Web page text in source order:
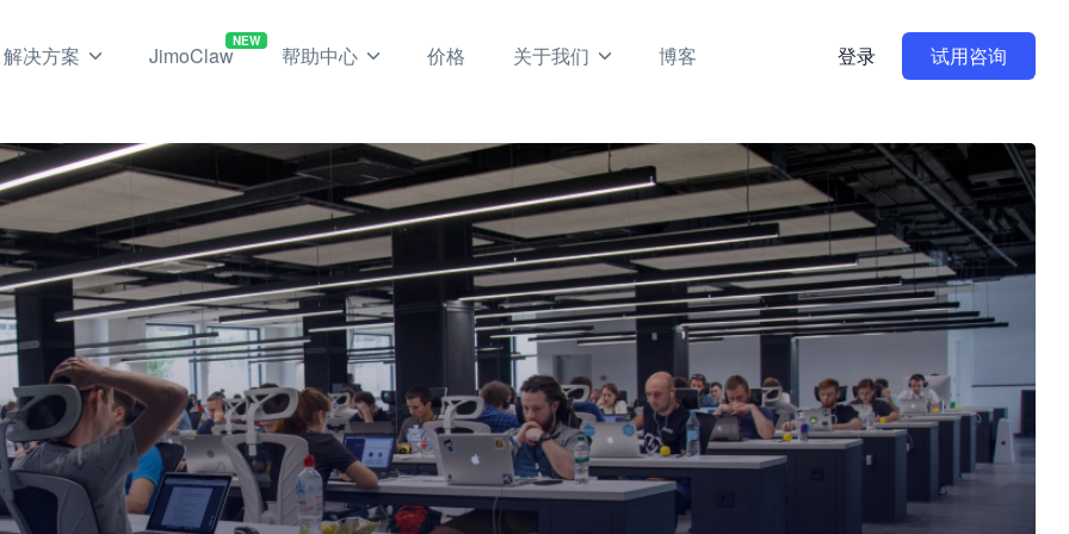
解决方案 JimoClaw
NEW
帮助中心 价格 关于我们 博客 登录 试用咨询